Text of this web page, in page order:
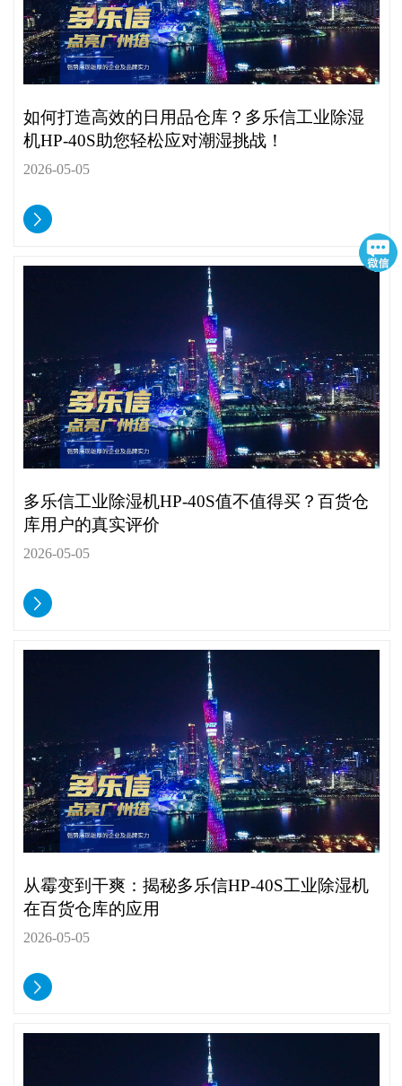
如何打造高效的日用品仓库？多乐信工业除湿
机HP-40S助您轻松应对潮湿挑战！
2026-05-05
多乐信工业除湿机HP-40S值不值得买？百货仓
库用户的真实评价
2026-05-05
从霉变到干爽：揭秘多乐信HP-40S工业除湿机
在百货仓库的应用
2026-05-05